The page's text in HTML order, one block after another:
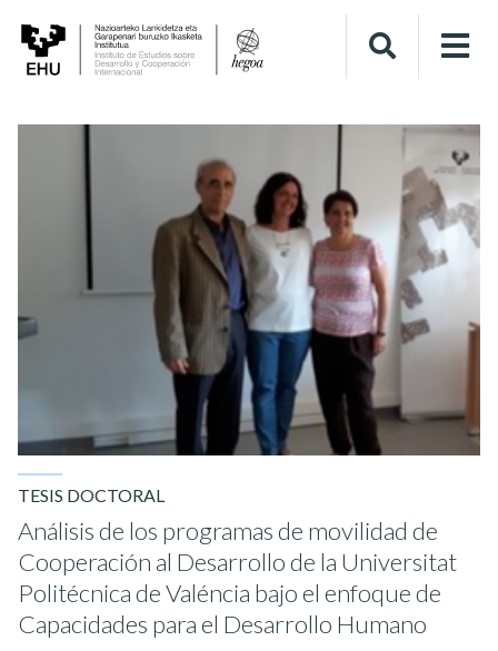
TESIS DOCTORAL
Análisis de los programas de movilidad de
Cooperación al Desarrollo de la Universitat
Politécnica de Valéncia bajo el enfoque de
Capacidades para el Desarrollo Humano